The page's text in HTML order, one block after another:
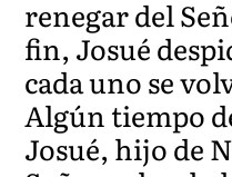
renegar del
fin, Josué
cada uno se
Algún tiempo
Josué, hijo de